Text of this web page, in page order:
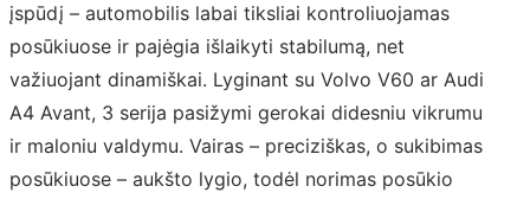
įspūdį – automobilis labai tiksliai kontroliuojamas
posūkiuose ir pajėgia išlaikyti stabilumą, net
važiuojant dinamiškai. Lyginant su Volvo V60 ar Audi
A4 Avant, 3 serija pasižymi gerokai didesniu vikrumu
ir maloniu valdymu. Vairas – preciziškas, o sukibimas
posūkiuose – aukšto lygio, todėl norimas posūkio